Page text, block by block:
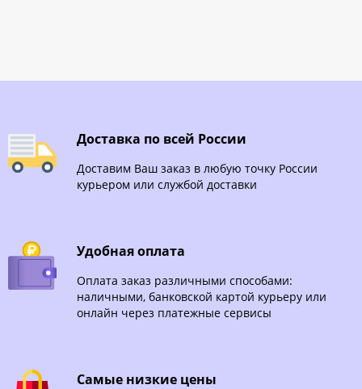
Доставка по всей России
Доставим Ваш заказ в любую точку России
курьером или службой доставки
Удобная оплата
Оплата заказ различными способами:
наличными, банковской картой курьеру или
онлайн через платежные сервисы
Самые низкие цены